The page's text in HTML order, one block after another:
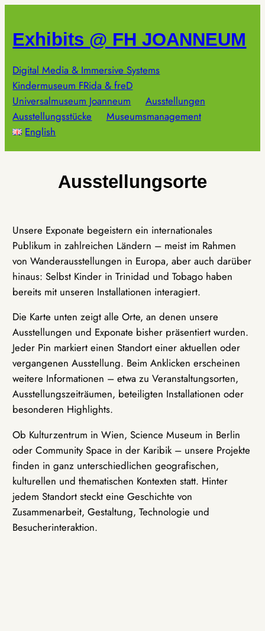
springen
Exhibits @ FH JOANNEUM
Digital Media & Immersive Systems
Kindermuseum FRida & freD
Universalmuseum Joanneum
Ausstellungen
Ausstellungsstücke
Museumsmanagement
English
Ausstellungsorte
Unsere Exponate begeistern ein internationales
Publikum in zahlreichen Ländern – meist im Rahmen
von Wanderausstellungen in Europa, aber auch darüber
hinaus: Selbst Kinder in Trinidad und Tobago haben
bereits mit unseren Installationen interagiert.
Die Karte unten zeigt alle Orte, an denen unsere
Ausstellungen und Exponate bisher präsentiert wurden.
Jeder Pin markiert einen Standort einer aktuellen oder
vergangenen Ausstellung. Beim Anklicken erscheinen
weitere Informationen – etwa zu Veranstaltungsorten,
Ausstellungszeiträumen, beteiligten Installationen oder
besonderen Highlights.
Ob Kulturzentrum in Wien, Science Museum in Berlin
oder Community Space in der Karibik – unsere Projekte
finden in ganz unterschiedlichen geografischen,
kulturellen und thematischen Kontexten statt. Hinter
jedem Standort steckt eine Geschichte von
Zusammenarbeit, Gestaltung, Technologie und
Besucherinteraktion.